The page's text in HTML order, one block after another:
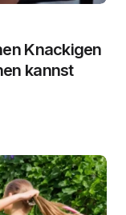
Knackigen
kannst